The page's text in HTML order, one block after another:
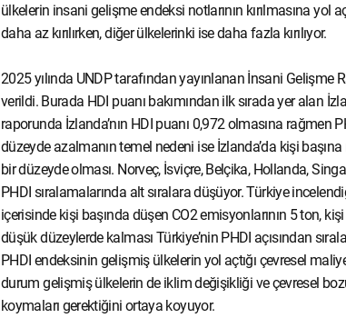
ülkelerin insani gelişme endeksi notlarının kırılmasına yol
daha az kırılırken, diğer ülkelerinki ise daha fazla kırılıyor.
2025 yılında UNDP tarafından yayınlanan İnsani Gelişme
verildi. Burada HDI puanı bakımından ilk sırada yer alan
raporunda İzlanda’nın HDI puanı 0,972 olmasına rağmen
düzeyde azalmanın temel nedeni ise İzlanda’da kişi
bir düzeyde olması. Norveç, İsviçre, Belçika, Hollanda,
PHDI sıralamalarında alt sıralara düşüyor. Türkiye
içerisinde kişi başında düşen CO2emisyonlarının 5 ton,
düşük düzeylerde kalması Türkiye’nin PHDI açısından
PHDI endeksinin gelişmiş ülkelerin yol açtığı çevresel
durum gelişmiş ülkelerin de iklim değişikliği ve çevresel
koymaları gerektiğini ortaya koyuyor.